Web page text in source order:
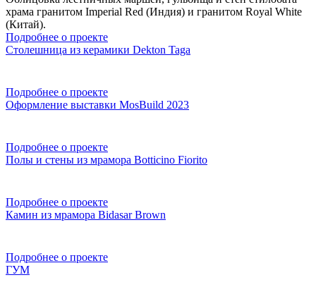
храма гранитом Imperial Red (Индия) и гранитом Royal White
(Китай).
Подробнее о проекте
Столешница из керамики Dekton Taga
Подробнее о проекте
Оформление выставки MosBuild 2023
Подробнее о проекте
Полы и стены из мрамора Botticino Fiorito
Подробнее о проекте
Камин из мрамора Bidasar Brown
Подробнее о проекте
ГУМ